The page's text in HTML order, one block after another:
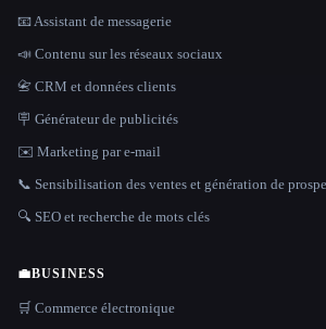
📧 Assistant de messagerie
📣 Contenu sur les réseaux sociaux
📇 CRM et données clients
🪧 Générateur de publicités
✉️ Marketing par e-mail
📞 Sensibilisation des ventes et génération de
🔍 SEO et recherche de mots clés
💼BUSINESS
🛒 Commerce électronique